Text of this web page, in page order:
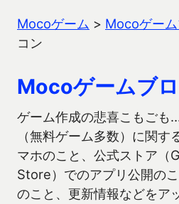
Mocoゲーム > Mocoゲー
コン
Mocoゲームブ
ゲーム作成の悲喜こもごも
（無料ゲーム多数）に関す
マホのこと、公式ストア（
Store）でのアプリ公開の
のこと、更新情報などをア